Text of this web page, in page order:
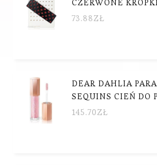
73.88ZŁ
DEAR DAHLIA
SEQUINS CIEŃ DO
145.70ZŁ